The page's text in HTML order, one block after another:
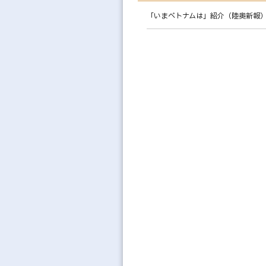
「いまベトナムは」紹介（陸奥新報）